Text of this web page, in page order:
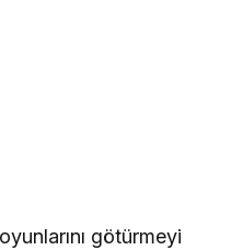
götürmeyi